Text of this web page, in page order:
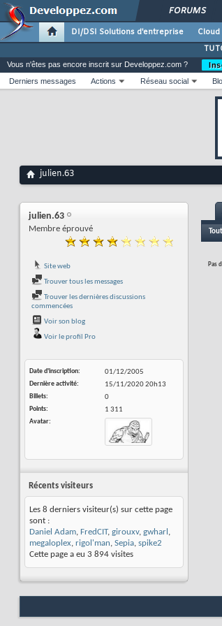
FORUMS
DI/DSI Solutions d'entreprise Cloud
Vous n'êtes pas encore inscrit sur Developpez.com ?
Derniers messages
Actions Réseau social
julien.63
julien.63
Membre éprouvé
Site web
Trouver tous les messages
Trouver les dernières discussions
commencées
Voir son blog
Voir le profil Pro
Date d'inscription
01/12/2005
Dernière activité
15/11/202020h13
Billets
0
Points
1 311
Avatar
Récents visiteurs
Les 8 derniers visiteur(s) sur cette page
sont :
Daniel Adam, FredCIT, girouxv, gwharl ,
megaloplex, rigol'man, Sepia, spike2
Cette page a eu 3 894 visites
Tout
Pas